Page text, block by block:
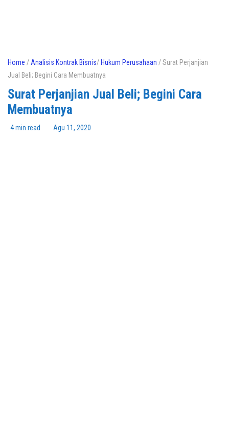
Home / Analisis Kontrak Bisnis/ Hukum Perusahaan / Surat Perjanjian
Jual Beli; Begini Cara Membuatnya
Surat Perjanjian Jual Beli; Begini Cara
Membuatnya
4 min read Agu 11, 2020